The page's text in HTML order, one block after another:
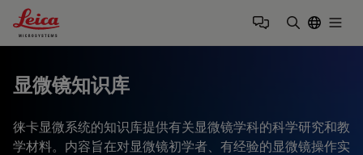
Leica Microsystems Logo
显微镜知识库
徕卡显微系统的知识库提供有关显微镜学科的科学研究和教
学材料。内容旨在对显微镜初学者、有经验的显微镜操作实